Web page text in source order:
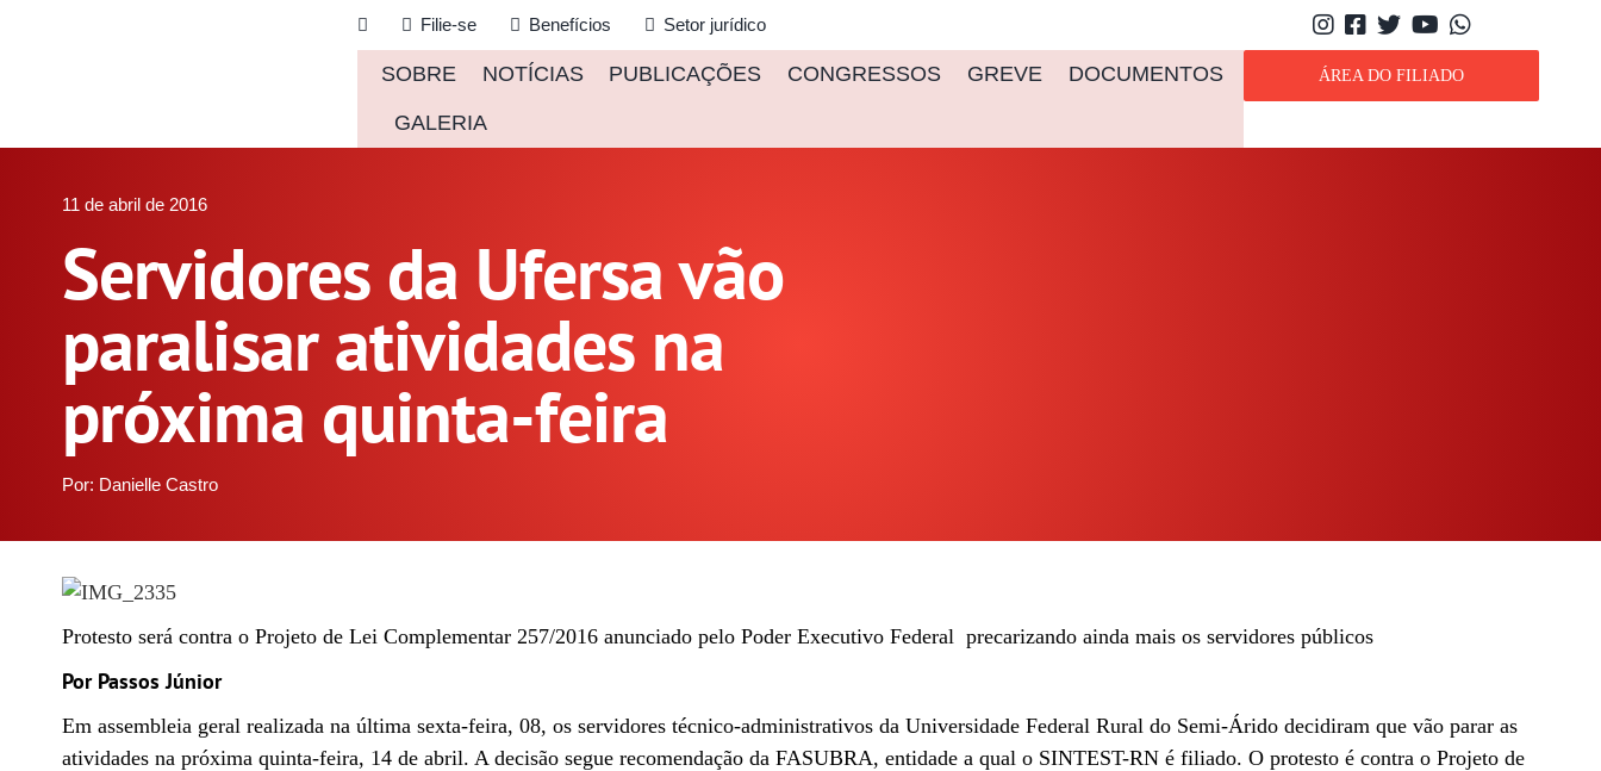
Filie-se Benefícios Setor jurídico
SOBRE NOTÍCIAS PUBLICAÇÕES CONGRESSOS GREVE DOCUMENTOS
GALERIA
ÁREA DO FILIADO
11 de abril de 2016
Servidores da Ufersa vão
paralisar atividades na
próxima quinta-feira
Por: Danielle Castro
Protesto será contra o Projeto de Lei Complementar 257/2016 anunciado pelo Poder Executivo Federal precarizando ainda mais os servidores públicos
Por Passos Júnior
Em assembleia geral realizada na última sexta-feira, 08, os servidores técnico-administrativos da Universidade Federal Rural do Semi-Árido decidiram que vão parar as
atividades na próxima quinta-feira, 14 de abril. A decisão segue recomendação da FASUBRA, entidade a qual o SINTEST-RN é filiado. O protesto é contra o Projeto de